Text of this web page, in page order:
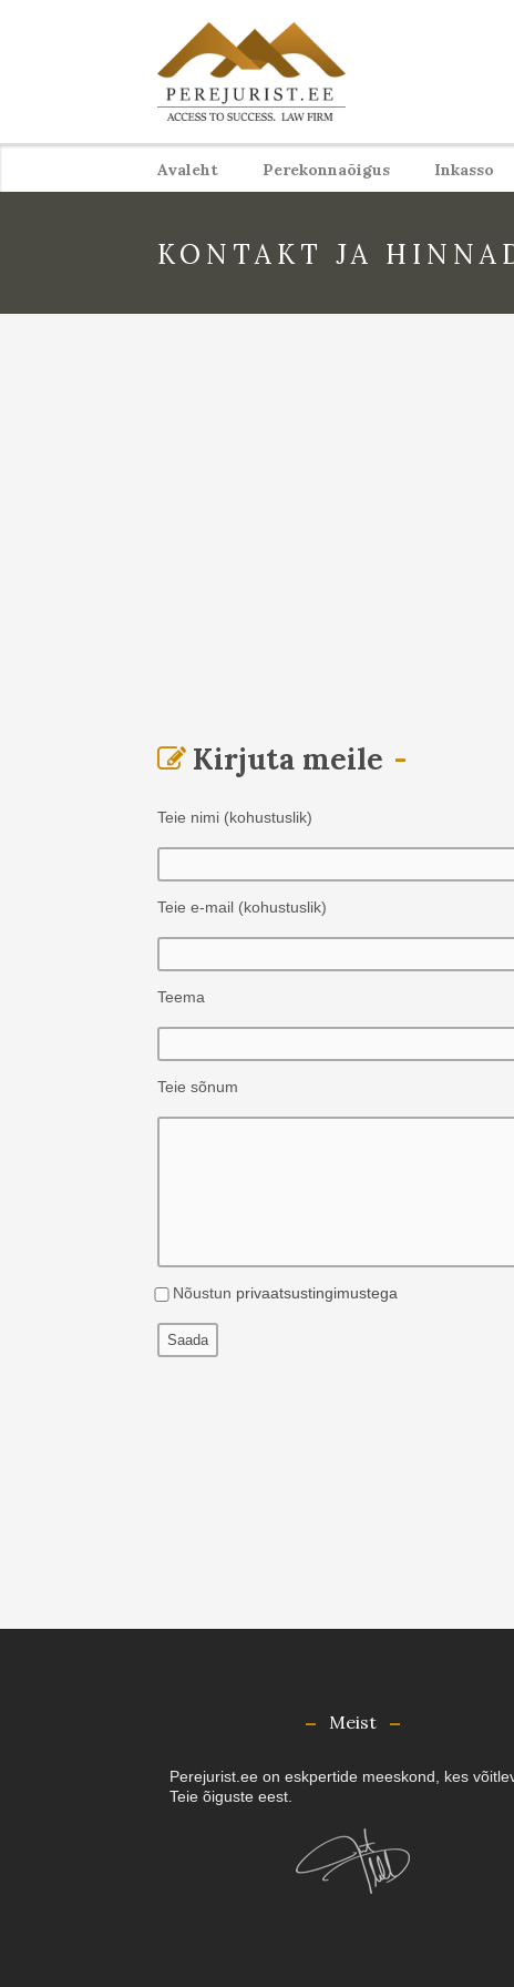
Avaleht Perekonnaõigus Inkasso
KONTAKT JA
Kirjuta meile
Teie nimi (kohustuslik)
Teie e-mail (kohustuslik)
Teema
Teie sõnum
Nõustun privaatsustingimustega
Meist
Perejurist.ee on eskpertide meeskond, kes
Teie õiguste eest.